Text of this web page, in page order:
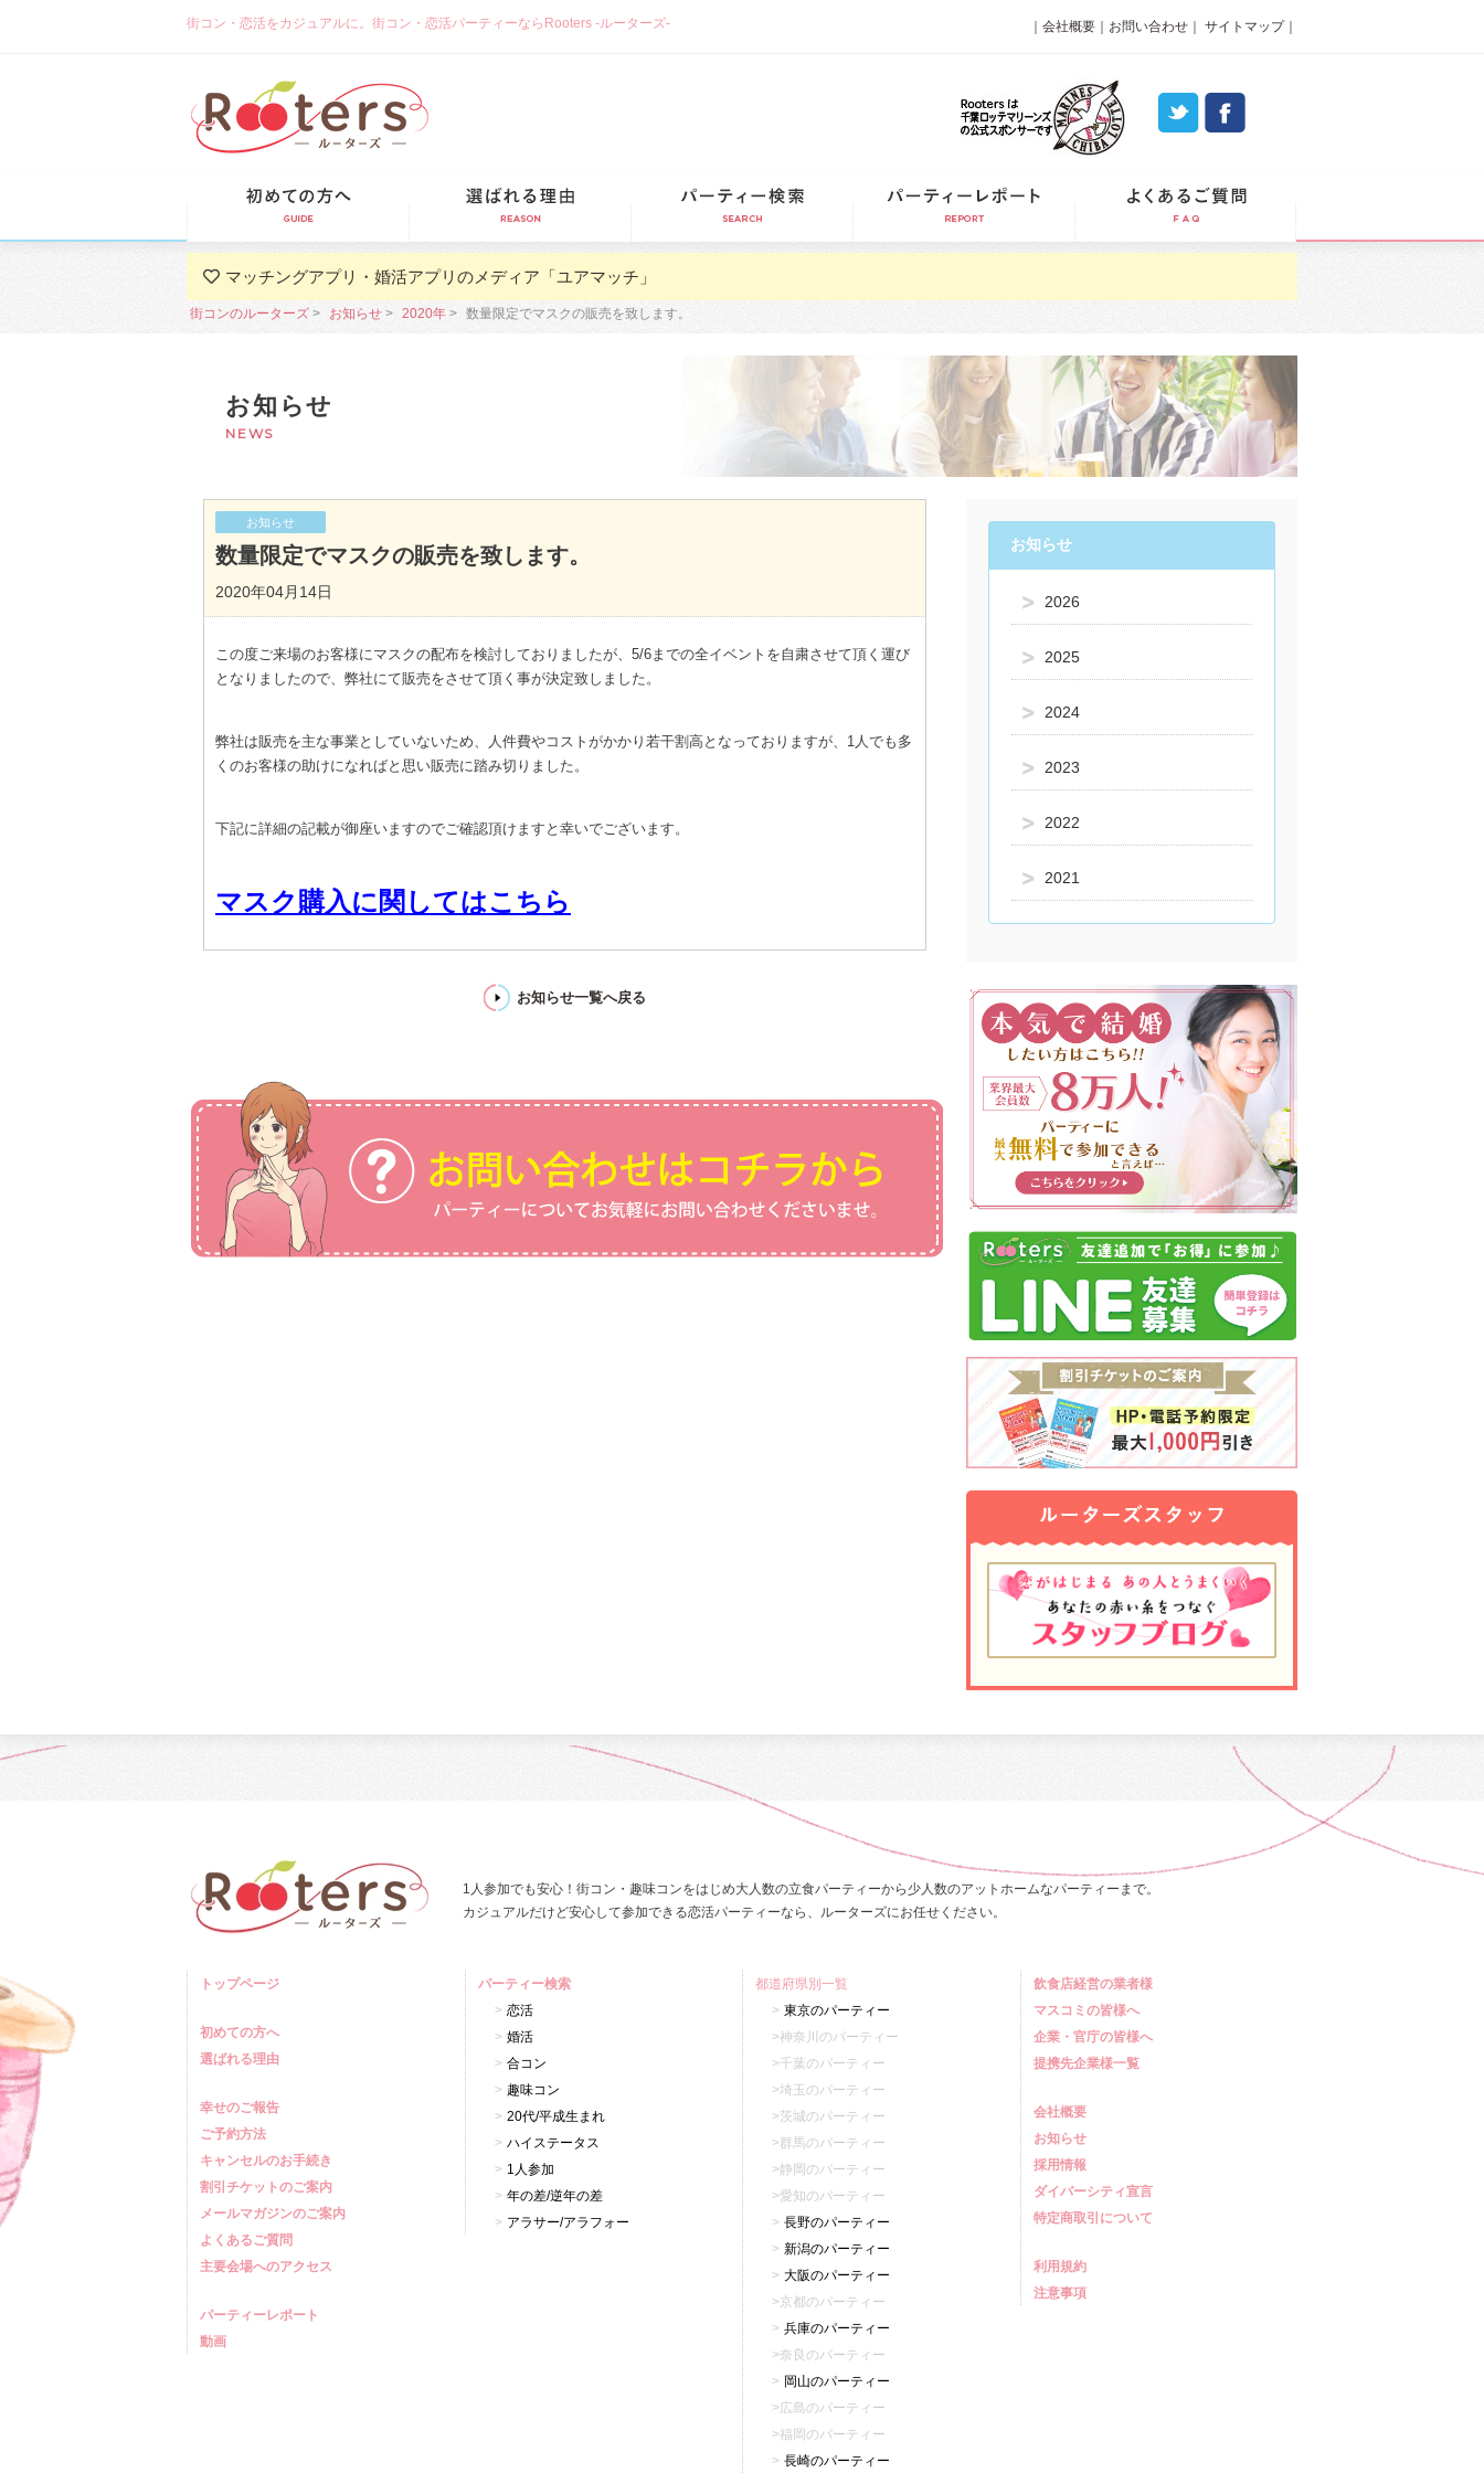
街コン・恋活をカジュアルに。街コン・恋活パーティーならRooters -ルーターズ- 会社概要 お問い合わせ サイトマップ｜
マッチングアプリ・婚活アプリのメディア「ユアマッチ」
街コンのルーターズ お知らせ 2020年 数量限定でマスクの販売を致します。
お知らせ
NEWS
お知らせ
数量限定でマスクの販売を致します。
2020年04月14日
この度ご来場のお客様にマスクの配布を検討しておりましたが、5/6までの全イベントを自粛させて頂く運び
となりましたので、弊社にて販売をさせて頂く事が決定致しました。
弊社は販売を主な事業としていないため、人件費やコストがかかり若干割高となっておりますが、1人でも多
くのお客様の助けになればと思い販売に踏み切りました。
下記に詳細の記載が御座いますのでご確認頂けますと幸いでございます。
マスク購入に関してはこちら
お知らせ一覧へ戻る
お知らせ
2026
2025
2024
2023
2022
2021
1人参加でも安心！街コン・趣味コンをはじめ大人数の立食パーティーから少人数のアットホームなパーティーまで。
カジュアルだけど安心して参加できる恋活パーティーなら、ルーターズにお任せください。
トップページ
初めての方へ
選ばれる理由
幸せのご報告
ご予約方法
キャンセルのお手続き
割引チケットのご案内
メールマガジンのご案内
よくあるご質問
主要会場へのアクセス
パーティーレポート
動画
パーティー検索
恋活
婚活
合コン
趣味コン
20代/平成生まれ
ハイステータス
1人参加
年の差/逆年の差
アラサー/アラフォー
都道府県別一覧
東京のパーティー
神奈川のパーティー
千葉のパーティー
埼玉のパーティー
茨城のパーティー
群馬のパーティー
静岡のパーティー
愛知のパーティー
長野のパーティー
新潟のパーティー
大阪のパーティー
京都のパーティー
兵庫のパーティー
奈良のパーティー
岡山のパーティー
広島のパーティー
福岡のパーティー
長崎のパーティー
飲食店経営の業者様
マスコミの皆様へ
企業・官庁の皆様へ
提携先企業様一覧
会社概要
お知らせ
採用情報
ダイバーシティ宣言
特定商取引について
利用規約
注意事項